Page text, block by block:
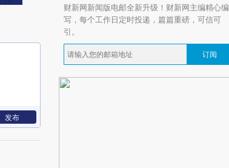
发布
财新网新闻版电邮全新升级！财新网主编精心编
写，每个工作日定时投递，篇篇重磅，可信可
引。
订阅